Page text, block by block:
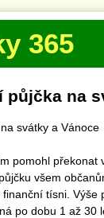
365
půjčka na
svátky a Vánoce
pomohl
všem
tísni. Výše
po dobu 1 až 30